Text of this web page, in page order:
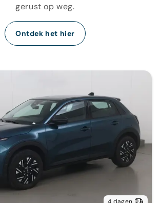
gerust op weg.
Ontdek het hier